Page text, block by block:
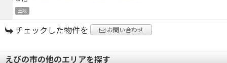
土地
チェックした物件を お問い合わせ
えびの市の他のエリアを探す